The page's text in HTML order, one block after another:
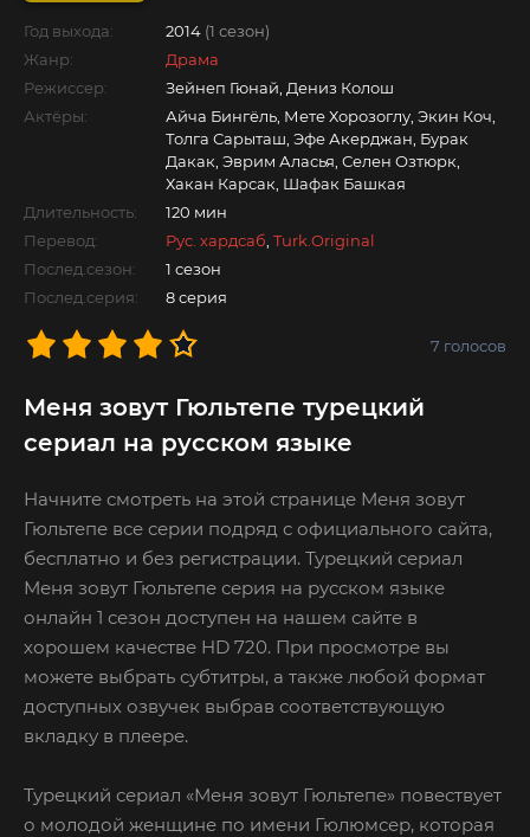
Год выхода: 2014 (1 сезон)
Жанр:
Драма
Режиссер:
Зейнеп Гюнай, Дениз Колош
Актёры:
Айча Бингёль, Мете Хорозоглу, Экин Коч,
Толга Сарыташ, Эфе Акерджан, Бурак
Дакак, Эврим Аласья, Селен Озтюрк,
Хакан Карсак, Шафак Башкая
Длительность:
120 мин
Перевод:
Рус. хардсаб Turk.Original
Послед.сезон:
1 сезон
Послед.серия:
8 серия
7 голосов
Меня зовут Гюльтепе турецкий
сериал на русском языке
Начните смотреть на этой странице Меня зовут
Гюльтепе все серии подряд с официального сайта,
бесплатно и без регистрации. Турецкий сериал
Меня зовут Гюльтепе серия на русском языке
онлайн 1 сезон доступен на нашем сайте в
хорошем качестве HD 720. При просмотре вы
можете выбрать субтитры, а также любой формат
доступных озвучек выбрав соответствующую
вкладку в плеере.
Турецкий сериал «Меня зовут Гюльтепе» повествует
о молодой женщине по имени Гюлюмсер, которая